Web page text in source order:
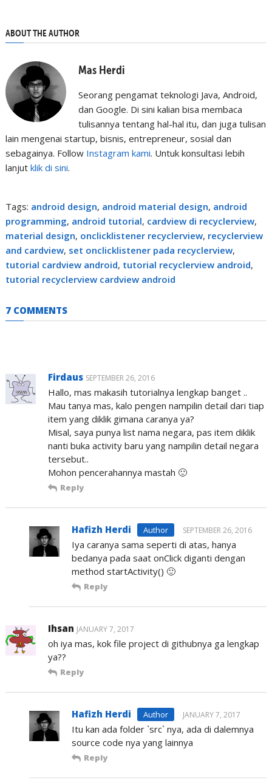
ABOUT THE AUTHOR
Mas Herdi
Seorang pengamat teknologi Java, Android,
dan Google. Di sini kalian bisa membaca
tulisannya tentang hal-hal itu, dan juga tulisan
lain mengenai startup, bisnis, entrepreneur, sosial dan
sebagainya. Follow Instagram kami. Untuk konsultasi lebih
lanjut klik di sini.
Tags: android design, android material design, android
programming, android tutorial, cardview di recyclerview,
material design, onclicklistener recyclerview, recyclerview
and cardview, set onclicklistener pada recyclerview,
tutorial cardview android, tutorial recyclerview android,
tutorial recyclerview cardview android
7 COMMENTS
Firdaus SEPTEMBER 26, 2016
Hallo, mas makasih tutorialnya lengkap banget ..
Mau tanya mas, kalo pengen nampilin detail dari tiap
item yang diklik gimana caranya ya?
Misal, saya punya list nama negara, pas item diklik
nanti buka activity baru yang nampilin detail negara
tersebut..
Mohon pencerahannya mastah 🙂
Reply
Hafizh Herdi SEPTEMBER 26, 2016
Iya caranya sama seperti di atas, hanya
bedanya pada saat onClick diganti dengan
method startActivity() 🙂
Reply
Ihsan JANUARY 7, 2017
oh iya mas, kok file project di githubnya ga lengkap
ya??
Reply
Hafizh Herdi JANUARY 7, 2017
Itu kan ada folder `src` nya, ada di dalemnya
source code nya yang lainnya
Reply